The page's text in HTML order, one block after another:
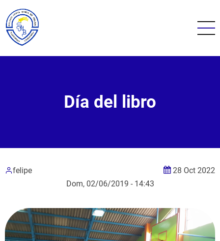
Pasar
al
contenido
principal
Día del libro
felipe
28 Oct 2022
Dom, 02/06/2019 - 14:43